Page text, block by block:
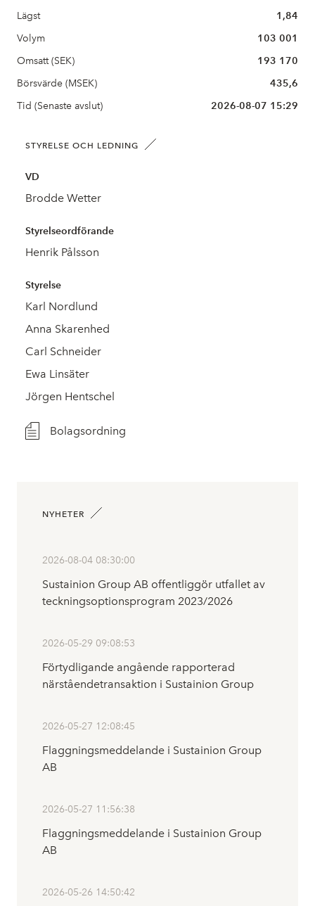
Lägst
1,84
Volym
103 001
Omsatt (SEK)
193 170
Börsvärde (MSEK)
435,6
Tid (Senaste avslut)
2026-08-07 15:29
STYRELSE OCH LEDNING
VD
Brodde Wetter
Styrelseordförande
Henrik Pålsson
Styrelse
Karl Nordlund
Anna Skarenhed
Carl Schneider
Ewa Linsäter
Jörgen Hentschel
Bolagsordning
NYHETER
2026-08-04 08:30:00
Sustainion Group AB offentliggör utfallet av
teckningsoptionsprogram 2023/2026
2026-05-29 09:08:53
Förtydligande angående rapporterad
närståendetransaktion i Sustainion Group
2026-05-27 12:08:45
Flaggningsmeddelande i Sustainion Group
AB
2026-05-27 11:56:38
Flaggningsmeddelande i Sustainion Group
AB
2026-05-26 14:50:42